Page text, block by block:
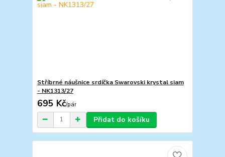
Stříbrné náušnice srdíčka Swarovski krystal siam
- NK1313/27
695 Kč/pár
Přidat do košíku